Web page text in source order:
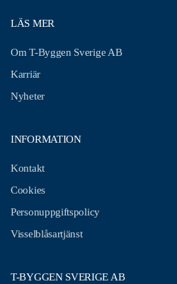
LÄS MER
Om T-Byggen Sverige AB
Karriär
Nyheter
INFORMATION
Kontakt
Cookies
Personuppgiftspolicy
Visselblåsartjänst
T-BYGGEN SVERIGE AB